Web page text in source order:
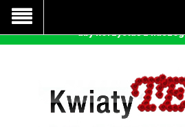
Nasza strona korzysta z cookies -
prawidłowego działania.
aby korzystać z